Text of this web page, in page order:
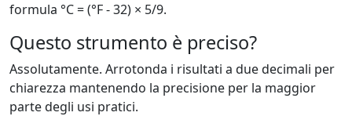
formula °C = (°F - 32) × 5/9.
Questo strumento è preciso?
Assolutamente. Arrotonda i risultati a due decimali per
chiarezza mantenendo la precisione per la maggior
parte degli usi pratici.